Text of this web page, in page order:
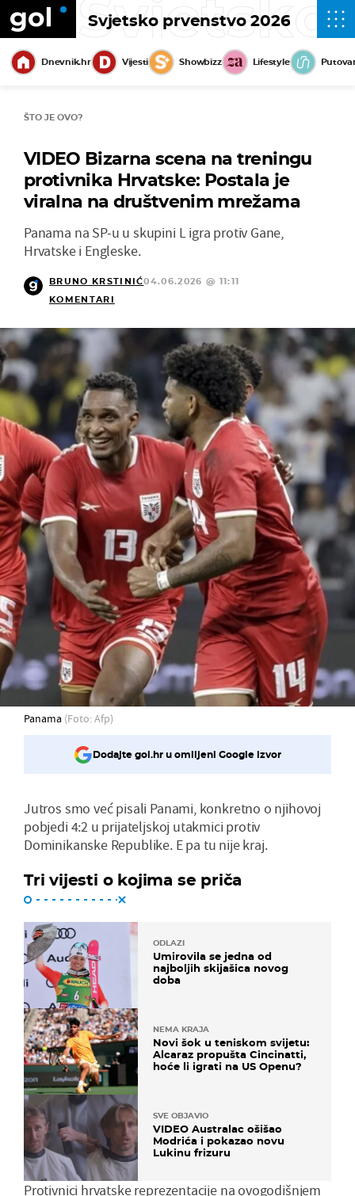
Svjetsko prvenstvo 2026
Dnevnik.hr Vijesti Showbizz Lifestyle
ŠTO JE OVO?
VIDEO Bizarna scena na treningu
protivnika Hrvatske: Postala je
viralna na društvenim mrežama
Panama na SP-u u skupini L igra protiv Gane,
Hrvatske i Engleske.
BRUNO KRSTINIĆ04.06.2026 @ 11:11
KOMENTARI
Panama (Foto: Afp)
Dodajte gol.hr u omiljeni Google izvor
Jutros smo već pisali Panami, konkretno o njihovoj
pobjedi 4:2 u prijateljskoj utakmici protiv
Dominikanske Republike. E pa tu nije kraj.
Tri vijesti o kojima se priča
ODLAZI
Umirovila se jedna od
najboljih skijašica novog
doba
NEMA KRAJA
Novi šok u teniskom svijetu:
Alcaraz propušta Cincinatti,
hoće li igrati na US Openu?
SVE OBJAVIO
VIDEO Australac ošišao
Modrića i pokazao novu
Lukinu frizuru
Protivnici hrvatske reprezentacije na ovogodišnjem